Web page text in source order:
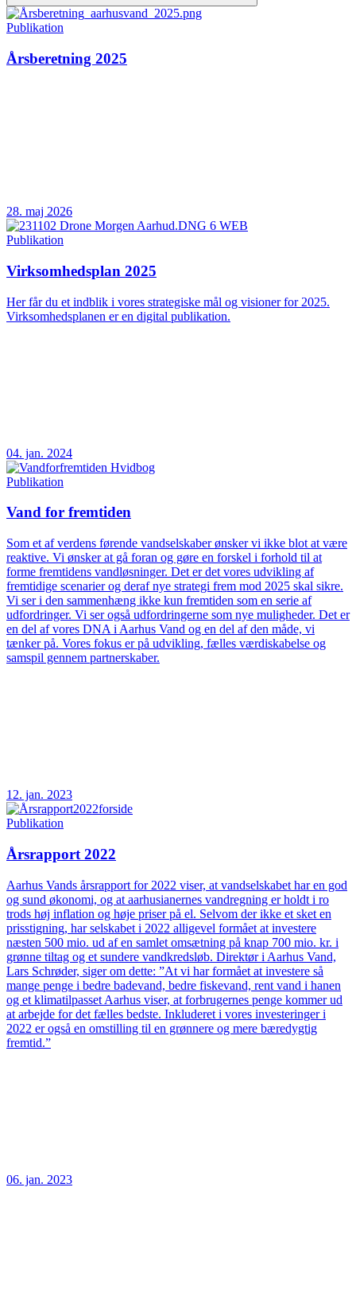
Publikation
Årsberetning 2025
28. maj 2026
Publikation
Virksomhedsplan 2025
Her får du et indblik i vores strategiske mål og visioner for 2025.
Virksomhedsplanen er en digital publikation.
04. jan. 2024
Publikation
Vand for fremtiden
Som et af verdens førende vandselskaber ønsker vi ikke blot at være
reaktive. Vi ønsker at gå foran og gøre en forskel i forhold til at
forme fremtidens vandløsninger. Det er det vores udvikling af
fremtidige scenarier og deraf nye strategi frem mod 2025 skal sikre.
Vi ser i den sammenhæng ikke kun fremtiden som en serie af
udfordringer. Vi ser også udfordringerne som nye muligheder. Det er
en del af vores DNA i Aarhus Vand og en del af den måde, vi
tænker på. Vores fokus er på udvikling, fælles værdiskabelse og
samspil gennem partnerskaber.
12. jan. 2023
Publikation
Årsrapport 2022
Aarhus Vands årsrapport for 2022 viser, at vandselskabet har en god
og sund økonomi, og at aarhusianernes vandregning er holdt i ro
trods høj inflation og høje priser på el. Selvom der ikke et sket en
prisstigning, har selskabet i 2022 alligevel formået at investere
næsten 500 mio. ud af en samlet omsætning på knap 700 mio. kr. i
grønne tiltag og et sundere vandkredsløb. Direktør i Aarhus Vand,
Lars Schrøder, siger om dette: ”At vi har formået at investere så
mange penge i bedre badevand, bedre fiskevand, rent vand i hanen
og et klimatilpasset Aarhus viser, at forbrugernes penge kommer ud
at arbejde for det fælles bedste. Inkluderet i vores investeringer i
2022 er også en omstilling til en grønnere og mere bæredygtig
fremtid.”
06. jan. 2023